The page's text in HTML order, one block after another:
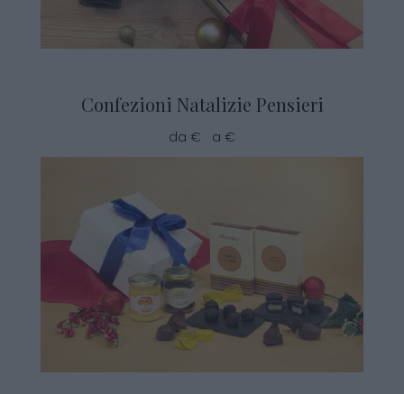
Confezioni Natalizie Pensieri
da € a €